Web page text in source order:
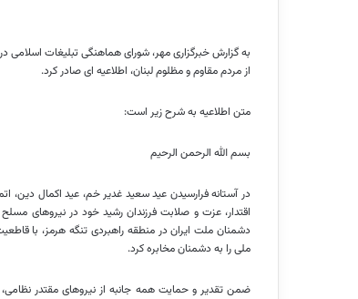
به گزارش خبرگزاری مهر، شورای هماهنگی تبلیغات اسلامی
از مردم مقاوم و مظلوم لبنان، اطلاعیه ای صادر کرد.
متن اطلاعیه به شرح زیر است:
بسم الله الرحمن الرحیم
در آستانه فرارسیدن عید سعید غدیر خم، عید اکمال دین،
اقتدار، عزت و صلابت فرزندان رشید خود در نیروهای
دشمنان ملت ایران در منطقه راهبردی تنگه هرمز، با
ملی را به دشمنان مخابره کرد.
ضمن تقدیر و حمایت همه جانبه از نیروهای مقتدر نظامی،